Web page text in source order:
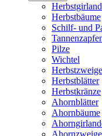
Herbstbäume
Schilf- und
Pilze
Wichtel
Herbstzweige
Herbstblätter
Herbstkränze
Ahornblätter
Ahornbäume
Ahornzweige